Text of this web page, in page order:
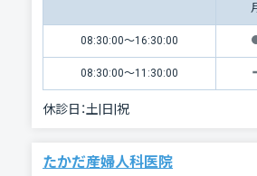
08:30:00〜16:30:00
08:30:00〜11:30:00
休診日：土|日|祝
たかだ産婦人科医院